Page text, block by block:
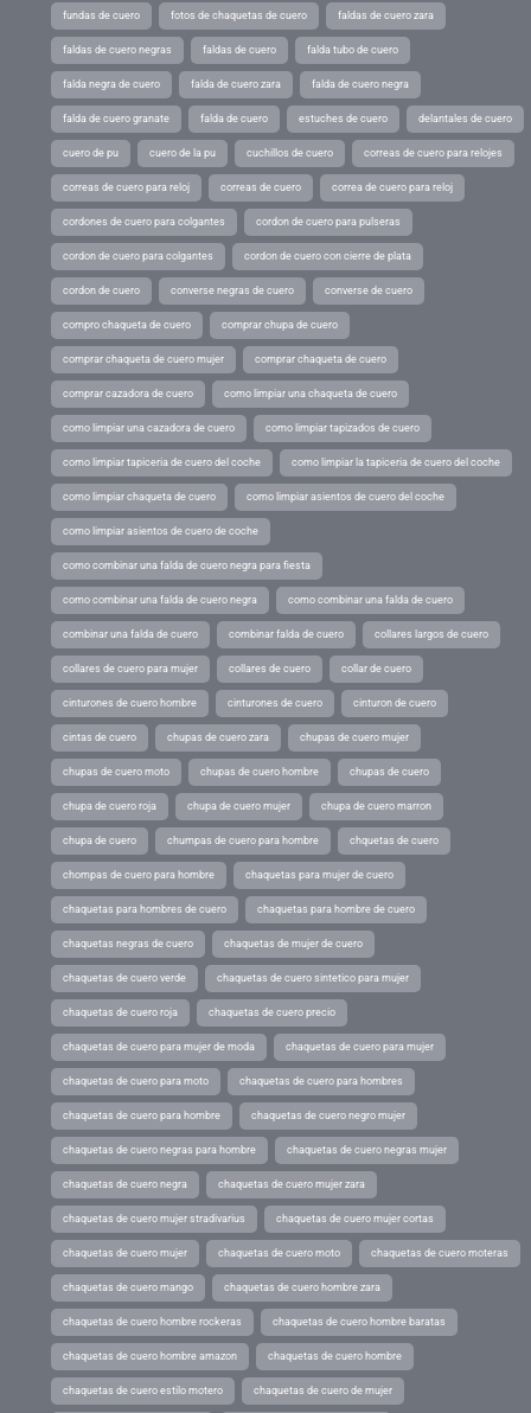
fundas de cuero fotos de chaquetas de cuero faldas de cuero zara
faldas de cuero negras faldas de cuero falda tubo de cuero
falda negra de cuero falda de cuero zara falda de cuero negra
falda de cuero granate falda de cuero estuches de cuero delantales de cuero
cuero de pu cuero de la pu cuchillos de cuero correas de cuero para relojes
correas de cuero para reloj correas de cuero correa de cuero para reloj
cordones de cuero para colgantes cordon de cuero para pulseras
cordon de cuero para colgantes cordon de cuero con cierre de plata
cordon de cuero converse negras de cuero converse de cuero
compro chaqueta de cuero comprar chupa de cuero
comprar chaqueta de cuero mujer comprar chaqueta de cuero
comprar cazadora de cuero como limpiar una chaqueta de cuero
como limpiar una cazadora de cuero como limpiar tapizados de cuero
como limpiar tapiceria de cuero del coche como limpiar la tapiceria de cuero del coche
como limpiar chaqueta de cuero como limpiar asientos de cuero del coche
como limpiar asientos de cuero de coche
como combinar una falda de cuero negra para fiesta
como combinar una falda de cuero negra como combinar una falda de cuero
combinar una falda de cuero combinar falda de cuero collares largos de cuero
collares de cuero para mujer collares de cuero collar de cuero
cinturones de cuero hombre cinturones de cuero cinturon de cuero
cintas de cuero chupas de cuero zara chupas de cuero mujer
chupas de cuero moto chupas de cuero hombre chupas de cuero
chupa de cuero roja chupa de cuero mujer chupa de cuero marron
chupa de cuero chumpas de cuero para hombre chquetas de cuero
chompas de cuero para hombre chaquetas para mujer de cuero
chaquetas para hombres de cuero chaquetas para hombre de cuero
chaquetas negras de cuero chaquetas de mujer de cuero
chaquetas de cuero verde chaquetas de cuero sintetico para mujer
chaquetas de cuero roja chaquetas de cuero precio
chaquetas de cuero para mujer de moda chaquetas de cuero para mujer
chaquetas de cuero para moto chaquetas de cuero para hombres
chaquetas de cuero para hombre chaquetas de cuero negro mujer
chaquetas de cuero negras para hombre chaquetas de cuero negras mujer
chaquetas de cuero negra chaquetas de cuero mujer zara
chaquetas de cuero mujer stradivarius chaquetas de cuero mujer cortas
chaquetas de cuero mujer chaquetas de cuero moto chaquetas de cuero moteras
chaquetas de cuero mango chaquetas de cuero hombre zara
chaquetas de cuero hombre rockeras chaquetas de cuero hombre baratas
chaquetas de cuero hombre amazon chaquetas de cuero hombre
chaquetas de cuero estilo motero chaquetas de cuero de mujer